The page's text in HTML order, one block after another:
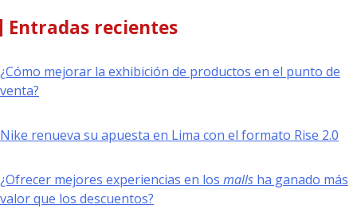
Entradas recientes
¿Cómo mejorar la exhibición de productos en el punto de
venta?
Nike renueva su apuesta en Lima con el formato Rise 2.0
¿Ofrecer mejores experiencias en los malls ha ganado más
valor que los descuentos?